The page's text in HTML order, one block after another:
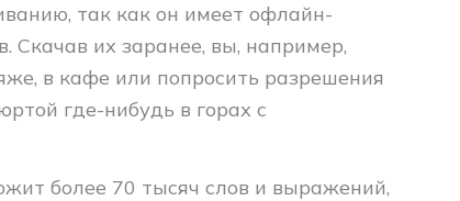
так как он имеет офлайн-
Скачав их заранее, вы, например,
в кафе или попросить разрешения
где-нибудь в горах с
более 70 тысяч слов и выражений,